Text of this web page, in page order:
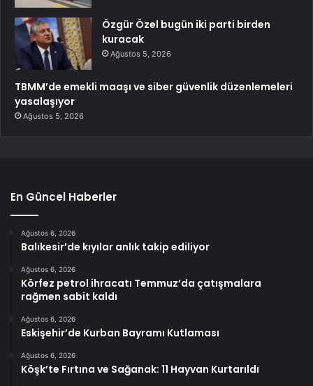
Özgür Özel bugün iki parti birden
kuracak
Ağustos 5, 2026
TBMM’de emekli maaşı ve siber güvenlik düzenlemeleri
yasalaşıyor
Ağustos 5, 2026
En Güncel Haberler
Ağustos 6, 2026
Balıkesir’de kıyılar anlık takip ediliyor
Ağustos 6, 2026
Körfez petrol ihracatı Temmuz’da çatışmalara
rağmen sabit kaldı
Ağustos 6, 2026
Eskişehir’de Kurban Bayramı Kutlaması
Ağustos 6, 2026
Köşk’te Fırtına ve Sağanak: 11 Hayvan Kurtarıldı